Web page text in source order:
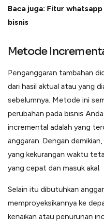
Integrasi Accurate
Integrasi Paper
Baca juga: Fitur
bisnis
Metode
Penganggaran tambahan
dari hasil aktual atau yang
sebelumnya. Metode ini
perubahan pada bisnis
incremental adalah yang
anggaran. Dengan
yang kekurangan waktu
yang cepat dan masuk akal.
Selain itu dibutuhkan
memproyeksikannya ke
kenaikan atau penurunan